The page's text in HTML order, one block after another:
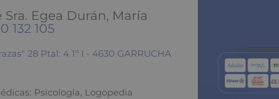
Egea Durán, María
132 105
28 Ptal: 4 1º I - 4630 GARRUCHA
Psicología, Logopedia